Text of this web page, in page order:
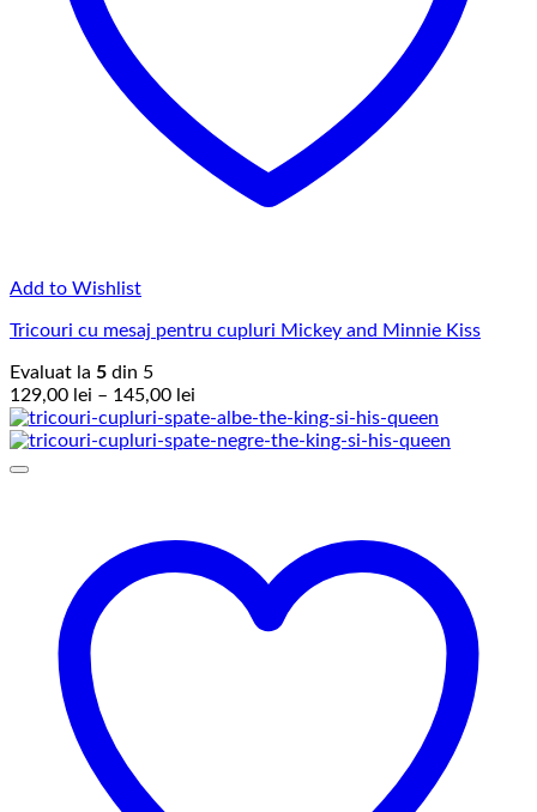
Add to Wishlist
Tricouri cu mesaj pentru cupluri Mickey and Minnie Kiss
Evaluat la 5 din 5
129,00 lei – 145,00 lei
de
prețuri: